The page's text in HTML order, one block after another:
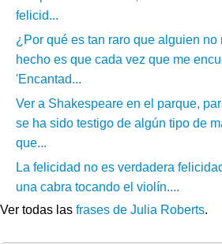
felicid...
¿Por qué es tan raro que alguien no
hecho es que cada vez que me
'Encantad...
Ver a Shakespeare en el parque,
se ha sido testigo de algún tipo de
que...
La felicidad no es verdadera
una cabra tocando el violín....
Ver todas las frases de Julia Roberts.